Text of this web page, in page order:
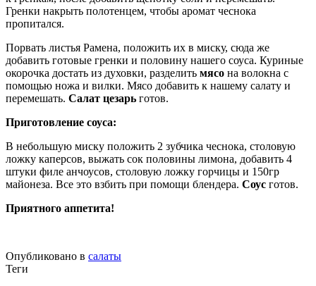
Гренки накрыть полотенцем, чтобы аромат чеснока
пропитался.
Порвать листья Рамена, положить их в миску, сюда же
добавить готовые гренки и половину нашего соуса. Куриные
окорочка достать из духовки, разделить мясо на волокна с
помощью ножа и вилки. Мясо добавить к нашему салату и
перемешать. Салат цезарь готов.
Приготовление соуса:
В небольшую миску положить 2 зубчика чеснока, столовую
ложку каперсов, выжать сок половины лимона, добавить 4
штуки филе анчоусов, столовую ложку горчицы и 150гр
майонеза. Все это взбить при помощи блендера. Соус готов.
Приятного аппетита!
Опубликовано в салаты
Теги